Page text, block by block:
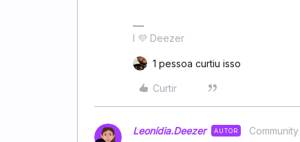
I 💜 Deezer
1 pessoa curtiu isso
Curtir
Leonídia.Deezer AUTOR